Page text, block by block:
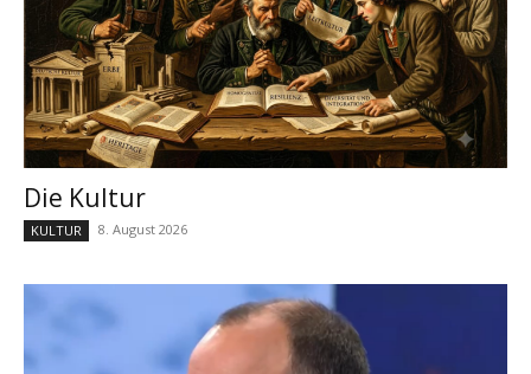
Die Kultur
KULTUR 8. August 2026